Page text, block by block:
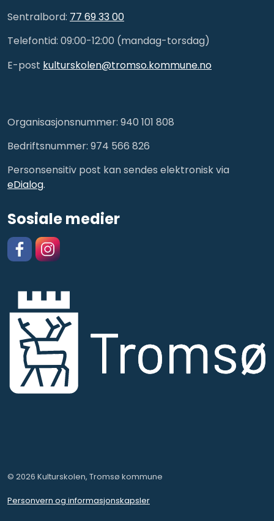
Sentralbord: 77 69 33 00
Telefontid: 09:00-12:00 (mandag-torsdag)
E-post kulturskolen@tromso.kommune.no
Organisasjonsnummer: 940 101 808
Bedriftsnummer: 974 566 826
Personsensitiv post kan sendes elektronisk via
eDialog.
Sosiale medier
© 2026 Kulturskolen, Tromsø kommune
Personvern og informasjonskapsler